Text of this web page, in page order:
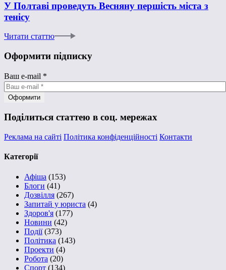
У Полтаві проведуть Весняну першість міста з
тенісу
Читати статтю
Оформити підписку
Ваш e-mail *
Поділиться статтею в соц. мережах
Реклама на сайті Політика конфіденційності Контакти
Категорії
Афіша (153)
Блоги (41)
Дозвілля (267)
Запитай у юриста (4)
Здоров'я (177)
Новини (42)
Події(373)
Політика (143)
Проекти (4)
Робота (20)
Спорт (134)